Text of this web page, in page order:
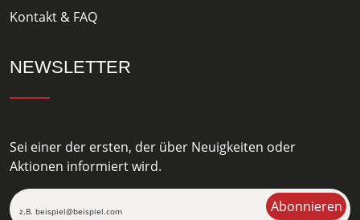
Kontakt & FAQ
NEWSLETTER
Sei einer der ersten, der über Neuigkeiten oder
Aktionen informiert wird.